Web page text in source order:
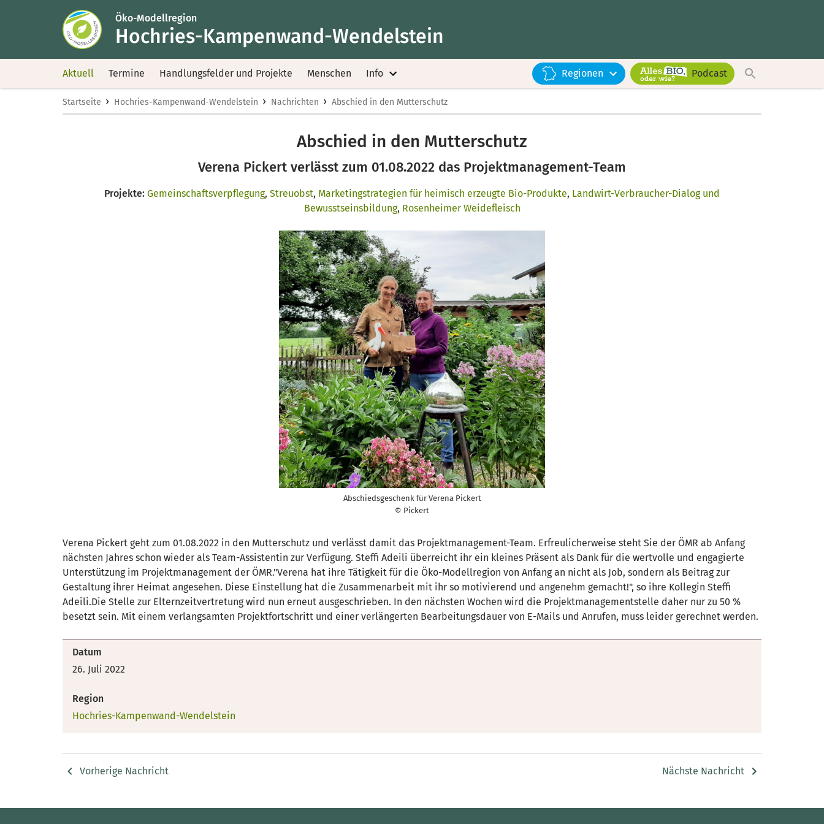
Öko-Modellregion
Hochries-Kampenwand-Wendelstein
Aktuell Termine Handlungsfelder und Projekte Menschen Info Regionen Podcast
Startseite › Hochries-Kampenwand-Wendelstein › Nachrichten › Abschied in den Mutterschutz
Abschied in den Mutterschutz
Verena Pickert verlässt zum 01.08.2022 das Projektmanagement-Team
Projekte: Gemeinschaftsverpflegung, Streuobst, Marketingstrategien für heimisch erzeugte Bio-Produkte, Landwirt-Verbraucher-Dialog und
Bewusstseinsbildung, Rosenheimer Weidefleisch
Abschiedsgeschenk für Verena Pickert
© Pickert
Verena Pickert geht zum 01.08.2022 in den Mutterschutz und verlässt damit das Projektmanagement-Team. Erfreulicherweise steht Sie der ÖMR ab Anfang
nächsten Jahres schon wieder als Team-Assistentin zur Verfügung. Steffi Adeili überreicht ihr ein kleines Präsent als Dank für die wertvolle und engagierte
Unterstützung im Projektmanagement der ÖMR."Verena hat ihre Tätigkeit für die Öko-Modellregion von Anfang an nicht als Job, sondern als Beitrag zur
Gestaltung ihrer Heimat angesehen. Diese Einstellung hat die Zusammenarbeit mit ihr so motivierend und angenehm gemacht!", so ihre Kollegin Steffi
Adeili.Die Stelle zur Elternzeitvertretung wird nun erneut ausgeschrieben. In den nächsten Wochen wird die Projektmanagementstelle daher nur zu 50 %
besetzt sein. Mit einem verlangsamten Projektfortschritt und einer verlängerten Bearbeitungsdauer von E-Mails und Anrufen, muss leider gerechnet werden.
Datum
26. Juli 2022
Region
Hochries-Kampenwand-Wendelstein
Vorherige Nachricht Nächste Nachricht